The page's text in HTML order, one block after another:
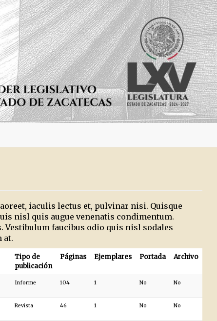
iaculis lectus et, pulvinar nisi. Quisque
nisl quis augue venenatis condimentum.
faucibus odio quis nisl sodales
at.
Tipo de
publicación
Páginas Ejemplares Portada Archivo
Informe 104 1 No No
Revista 46 1 No No